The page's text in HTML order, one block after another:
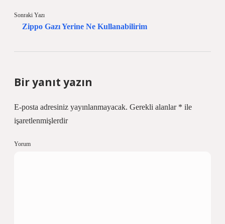
Sonraki Yazı
Zippo Gazı Yerine Ne Kullanabilirim
Bir yanıt yazın
E-posta adresiniz yayınlanmayacak. Gerekli alanlar * ile
işaretlenmişlerdir
Yorum